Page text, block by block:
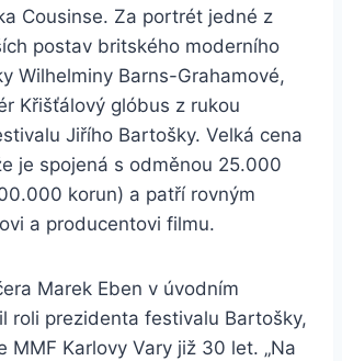
Cousinse. Za portrét jedné z
postav britského moderního
Wilhelminy Barns-Grahamové,
Křišťálový glóbus z rukou
Jiřího Bartošky. Velká cena
je spojená s odměnou 25.000
korun) a patří rovným
a producentovi filmu.
Marek Eben v úvodním
roli prezidenta festivalu Bartošky,
MMF Karlovy Vary již 30 let. „Na